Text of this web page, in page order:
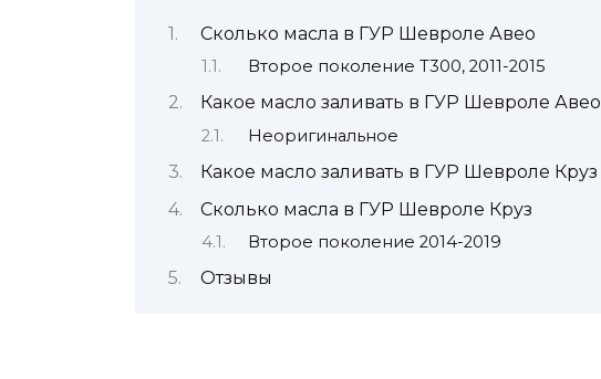
Сколько масла в ГУР Шевроле Авео
Второе поколение Т300, 2011-2015
Какое масло заливать в ГУР Шевроле Авео
Неоригинальное
Какое масло заливать в ГУР Шевроле Круз
Сколько масла в ГУР Шевроле Круз
Второе поколение 2014-2019
Отзывы